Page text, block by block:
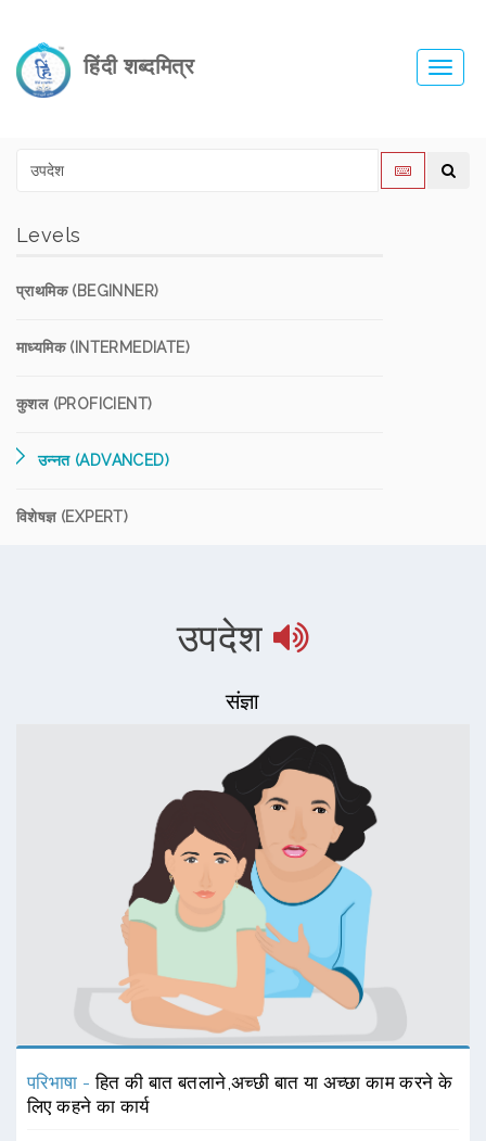
हिंदी शब्दमित्र
Levels
प्राथमिक (BEGINNER)
माध्यमिक (INTERMEDIATE)
कुशल (PROFICIENT)
उन्नत (ADVANCED)
विशेषज्ञ (EXPERT)
उपदेश
संज्ञा
परिभाषा -हित की बात बतलाने,अच्छी बात या अच्छा काम करने के
लिए कहने का कार्य